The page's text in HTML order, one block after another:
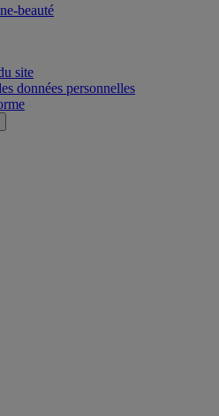
beauté
site
données personnelles